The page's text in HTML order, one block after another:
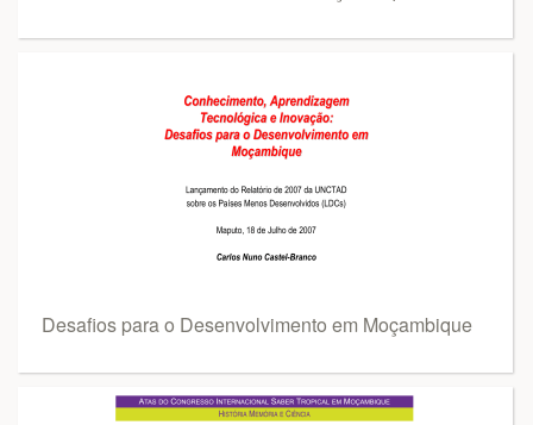
Desafios para o Desenvolvimento em Moçambique